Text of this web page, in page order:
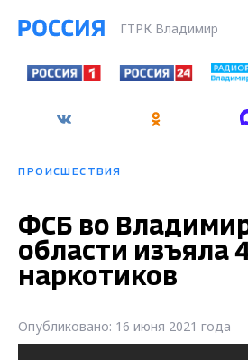
ГТРК Владимир
ПРОИСШЕСТВИЯ
ФСБ во
области изъяла
наркотиков
Опубликовано: 16 июня 2021 года